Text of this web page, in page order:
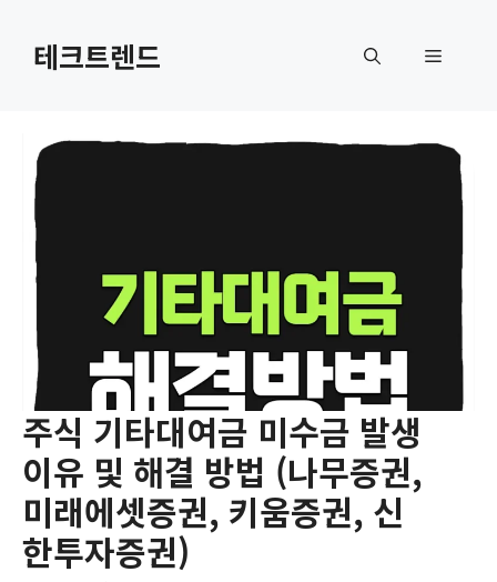
테크트렌드 메
주식 기타대여금 미수금 발생
이유 및 해결 방법 (나무증권,
미래에셋증권, 키움증권, 신
한투자증권)